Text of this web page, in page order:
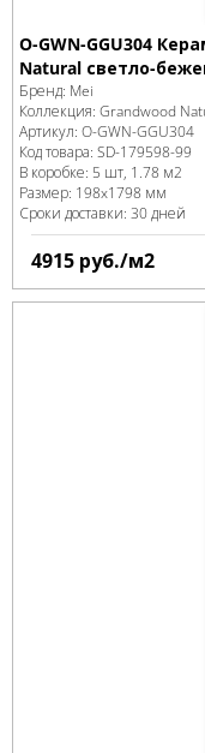
O-GWN-GGU304
Natural светло-
Бренд: Mei
Коллекция: Grandwood
Артикул: O-GWN-GGU304
Код товара: SD-179598-99
В коробке: 5 шт, 1.78 м2
Размер: 198x1798 мм
Сроки доставки: 30 дней
4915 руб./м2